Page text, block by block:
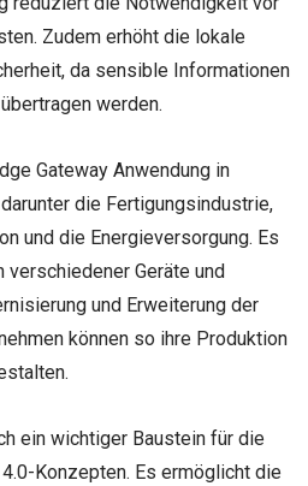
Zudem erhöht die lokale
da sensible Informationen
werden.
Gateway Anwendung in
die Fertigungsindustrie,
und die Energieversorgung. Es
Geräte und
und Erweiterung der
können so ihre Produktion
ein wichtiger Baustein für die
Konzepten. Es ermöglicht die